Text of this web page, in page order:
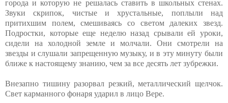
города и которую не решалась ставить в школьных стенах.
Звуки скрипок, чистые и хрустальные, поплыли над
притихшим полем, смешиваясь со светом далеких звезд.
Подростки, которые еще неделю назад срывали ей уроки,
сидели на холодной земле и молчали. Они смотрели на
звезды и слушали запрещенную музыку, и в эту минуту были
ближе к настоящему знанию, чем за все десять лет зубрежки.
Внезапно тишину разорвал резкий, металлический щелчок.
Свет карманного фонаря ударил в лицо Вере.